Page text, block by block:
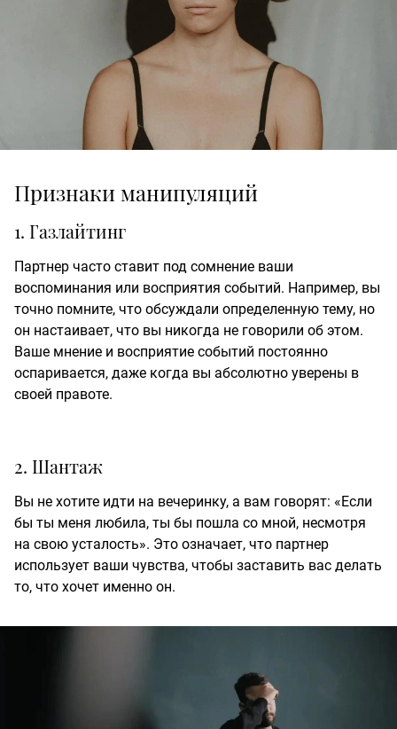
Признаки манипуляций
1. Газлайтинг
Партнер часто ставит под сомнение ваши
воспоминания или восприятия событий. Например, вы
точно помните, что обсуждали определенную тему, но
он настаивает, что вы никогда не говорили об этом.
Ваше мнение и восприятие событий постоянно
оспаривается, даже когда вы абсолютно уверены в
своей правоте.
2. Шантаж
Вы не хотите идти на вечеринку, а вам говорят: «Если
бы ты меня любила, ты бы пошла со мной, несмотря
на свою усталость». Это означает, что партнер
использует ваши чувства, чтобы заставить вас делать
то, что хочет именно он.